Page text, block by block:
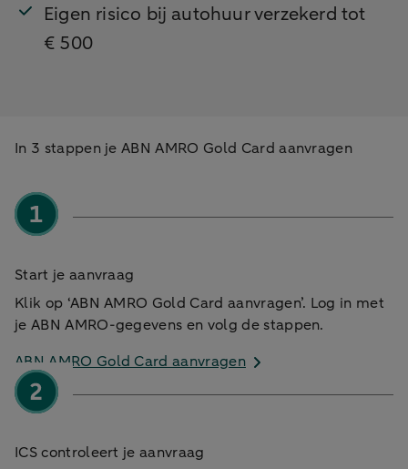
Eigen risico bij autohuur verzekerd tot
€ 500
In 3 stappen je ABN AMRO Gold Card aanvragen
Start je aanvraag
Klik op ‘ABN AMRO Gold Card aanvragen’. Log in met
je ABN AMRO-gegevens en volg de stappen.
ABN AMRO Gold Card aanvragen
ICS controleert je aanvraag